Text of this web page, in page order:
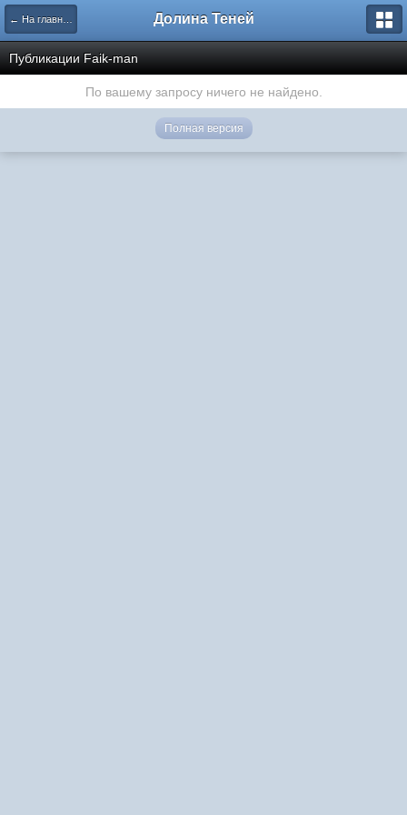
← На главную Долина Теней
Публикации Faik-man
По вашему запросу ничего не найдено.
Полная версия